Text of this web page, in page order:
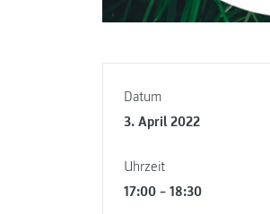
Datum
3. April 2022
Uhrzeit
17:00 – 18:30